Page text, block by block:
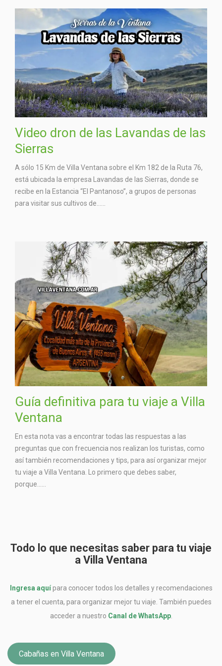
Video dron de las Lavandas de las
Sierras
A sólo 15 Km de Villa Ventana sobre el Km 182 de la Ruta 76,
está ubicada la empresa Lavandas de las Sierras, donde se
recibe en la Estancia “El Pantanoso”, a grupos de personas
para visitar sus cultivos de…...
Guía definitiva para tu viaje a Villa
Ventana
En esta nota vas a encontrar todas las respuestas a las
preguntas que con frecuencia nos realizan los turistas, como
así también recomendaciones y tips, para así organizar mejor
tu viaje a Villa Ventana. Lo primero que debes saber,
porque…...
Todo lo que necesitas saber para tu viaje
a Villa Ventana
Ingresa aquípara conocer todos los detalles y recomendaciones
a tener el cuenta, para organizar mejor tu viaje. También puedes
acceder a nuestro Canal de WhatsApp.
Cabañas en Villa Ventana